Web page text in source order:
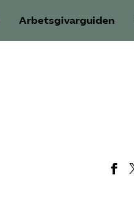
Arbetsgivarguiden